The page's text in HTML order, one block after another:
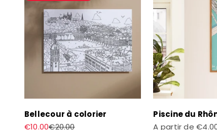
Bellecour à colorier
Prix de vente
€10.00Prix normal
€20.00
Piscine du
Prix de vente
A partir de